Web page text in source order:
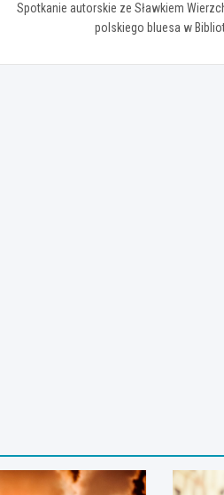
Spotkanie autorskie ze Sławkiem
polskiego bluesa w